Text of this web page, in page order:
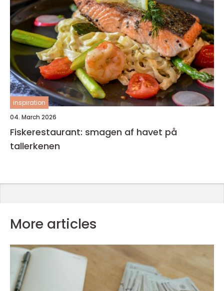
inspiration
04. March 2026
Fiskerestaurant: smagen af havet på
tallerkenen
More articles